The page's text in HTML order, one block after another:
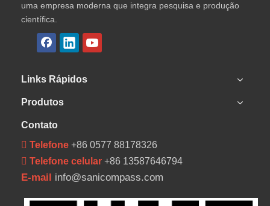
uma empresa moderna que integra pesquisa e produção
científica.
Links Rápidos
Produtos
Contato
 Telefone +86 0577 88178326
 Telefone celular +86 13587646794
E-mail info@sanicompass.com